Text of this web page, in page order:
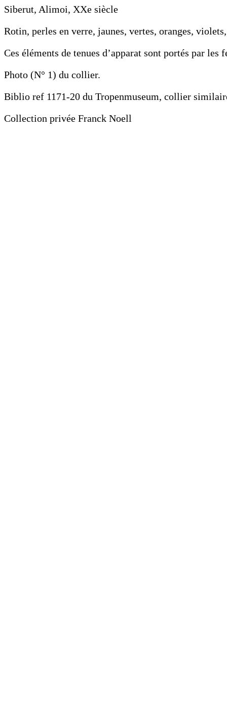
Siberut, Alimoi, XXe siècle
Rotin, perles en verre, jaunes, vertes, oranges,
Ces éléments de tenues d’apparat sont portés par les
Photo (N° 1) du collier.
Biblio ref 1171-20 du Tropenmuseum, collier
Collection privée Franck Noell